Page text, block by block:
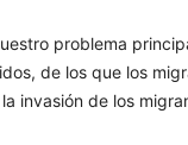
problema
de los que los
invasión de los